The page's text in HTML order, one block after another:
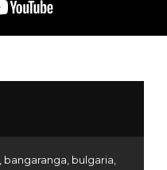
bangaranga bulgaria